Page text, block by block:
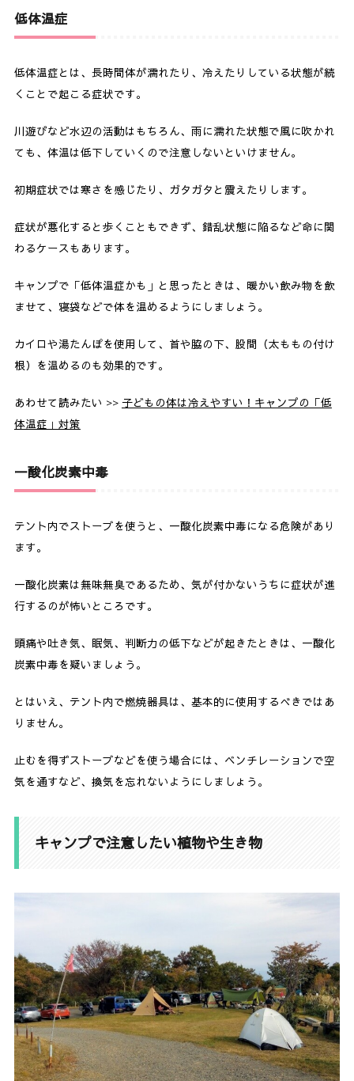
低体温症
低体温症とは、長時間体が濡れたり、冷えたりしている状態が続
くことで起こる症状です。
川遊びなど水辺の活動はもちろん、雨に濡れた状態で風に吹かれ
ても、体温は低下していくので注意しないといけません。
初期症状では寒さを感じたり、ガタガタと震えたりします。
症状が悪化すると歩くこともできず、錯乱状態に陥るなど命に関
わるケースもあります。
キャンプで「低体温症かも」と思ったときは、暖かい飲み物を飲
ませて、寝袋などで体を温めるようにしましょう。
カイロや湯たんぽを使用して、首や脇の下、股間（太ももの付け
根）を温めるのも効果的です。
あわせて読みたい >> 子どもの体は冷えやすい！キャンプの「低
体温症」対策
一酸化炭素中毒
テント内でストーブを使うと、一酸化炭素中毒になる危険があり
ます。
一酸化炭素は無味無臭であるため、気が付かないうちに症状が進
行するのが怖いところです。
頭痛や吐き気、眠気、判断力の低下などが起きたときは、一酸化
炭素中毒を疑いましょう。
とはいえ、テント内で燃焼器具は、基本的に使用するべきではあ
りません。
止むを得ずストーブなどを使う場合には、ベンチレーションで空
気を通すなど、換気を忘れないようにしましょう。
キャンプで注意したい植物や生き物